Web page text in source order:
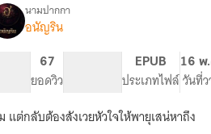
เรื่อง
มาลี
สาม
ฤดู...
บ่วง
รัก
ศีล
นามปากกา
อนัญริน
67
ยอดวิว
EPUB
ประเภทไฟล์
16 พ
วันที่
ต่กลับต้องสังเวยหัวใจให้พายุเสน่หาถึง